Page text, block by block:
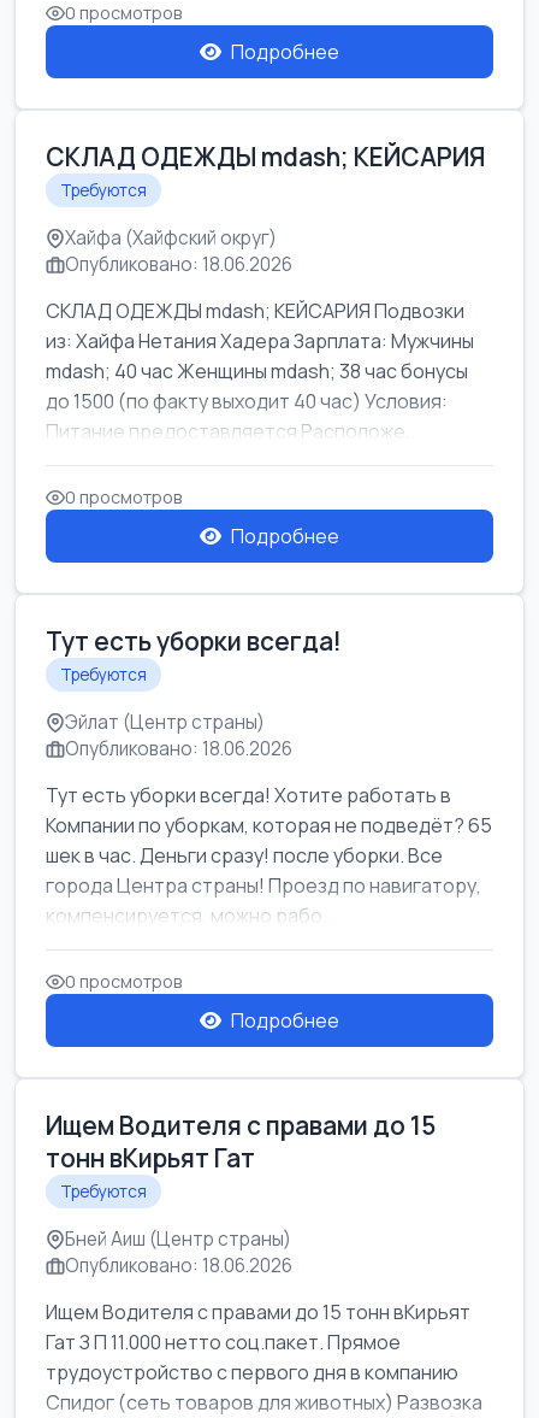
0 просмотров
Подробнее
СКЛАД ОДЕЖДЫ mdash; КЕЙСАРИЯ
Требуются
Хайфа (Хайфский округ)
Опубликовано: 18.06.2026
СКЛАД ОДЕЖДЫ mdash; КЕЙСАРИЯ Подвозки
из: Хайфа Нетания Хадера Зарплата: Мужчины
mdash; 40 час Женщины mdash; 38 час бонусы
до 1500 (по факту выходит 40 час) Условия:
Питание предоставляется Расположе...
0 просмотров
Подробнее
Тут есть уборки всегда!
Требуются
Эйлат (Центр страны)
Опубликовано: 18.06.2026
Тут есть уборки всегда! Хотите работать в
Компании по уборкам, которая не подведёт? 65
шек в час. Деньги сразу! после уборки. Все
города Центра страны! Проезд по навигатору,
компенсируется. можно рабо...
0 просмотров
Подробнее
Ищем Водителя с правами до 15
тонн вКирьят Гат
Требуются
Бней Аиш (Центр страны)
Опубликовано: 18.06.2026
Ищем Водителя с правами до 15 тонн вКирьят
Гат З П 11.000 нетто соц.пакет. Прямое
трудоустройство с первого дня в компанию
Спидог (сеть товаров для животных) Развозка